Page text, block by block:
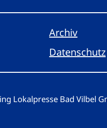
Archiv
Datenschutz
Lokalpresse Bad Vilbel